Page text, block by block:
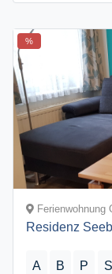
%
Ferienwohnung
Residenz
A B P S